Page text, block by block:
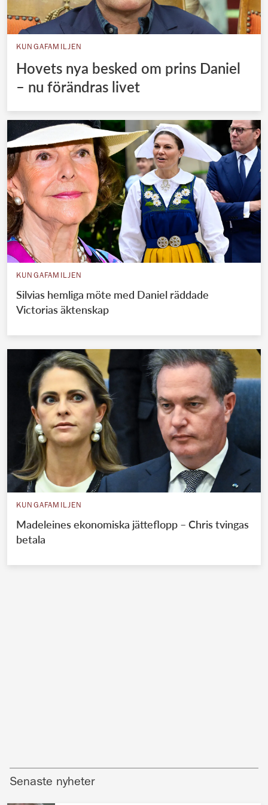
KUNGAFAMILJEN
Hovets nya besked om prins Daniel
– nu förändras livet
KUNGAFAMILJEN
Silvias hemliga möte med Daniel räddade
Victorias äktenskap
KUNGAFAMILJEN
Madeleines ekonomiska jätteflopp – Chris tvingas
betala
Senaste nyheter